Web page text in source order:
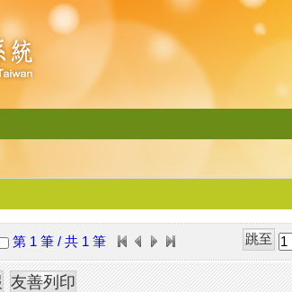
第 1 筆 / 共 1 筆